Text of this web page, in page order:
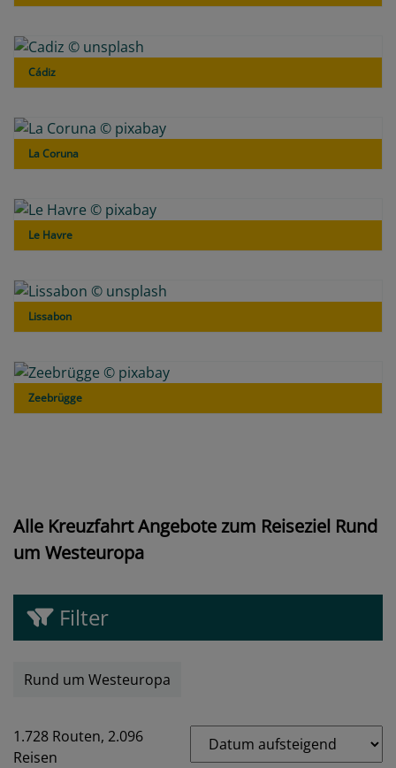
Cádiz
La Coruna
Le Havre
Lissabon
Zeebrügge
Alle Kreuzfahrt Angebote zum Reiseziel Rund
um Westeuropa
Filter
Rund um Westeuropa
1.728 Routen, 2.096
Reisen